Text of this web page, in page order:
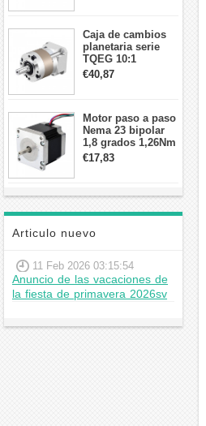
Caja de cambios
planetaria serie
TQEG 10:1
contragolpe 15
arcmin para motor
€40,87
Motor paso a paso
Nema 23 bipolar
1,8 grados 1,26Nm
2,8A 2,5V
57x57x56mm 4
€17,83
Articulo nuevo
11 Feb 2026 03:15:54
Anuncio de las vacaciones de
la fiesta de primavera 2026sv